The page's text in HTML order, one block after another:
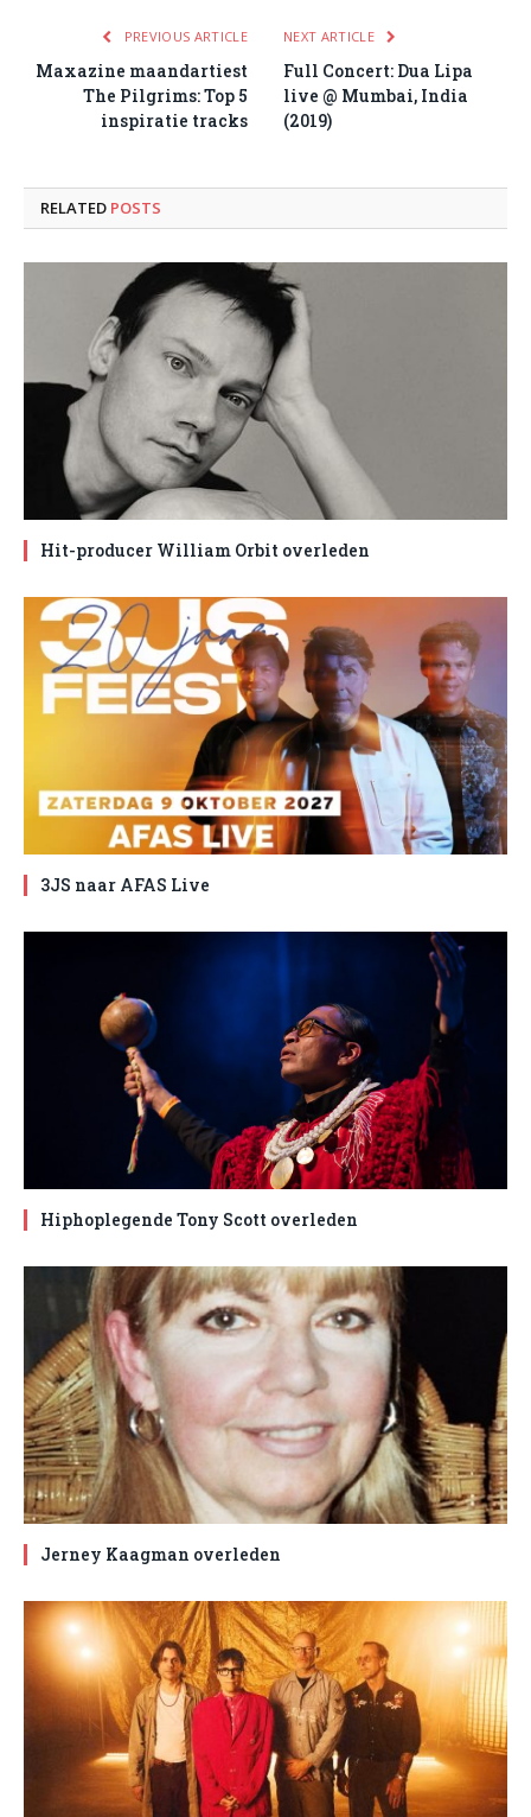
PREVIOUS ARTICLE
Maxazine maandartiest
The Pilgrims: Top 5
inspiratie tracks
NEXT ARTICLE
Full Concert: Dua Lipa
live @ Mumbai, India
(2019)
RELATED POSTS
Hit-producer William Orbit overleden
3JS naar AFAS Live
Hiphoplegende Tony Scott overleden
Jerney Kaagman overleden